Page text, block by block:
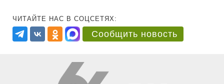
ЧИТАЙТЕ НАС В СОЦСЕТЯХ:
Сообщить новость